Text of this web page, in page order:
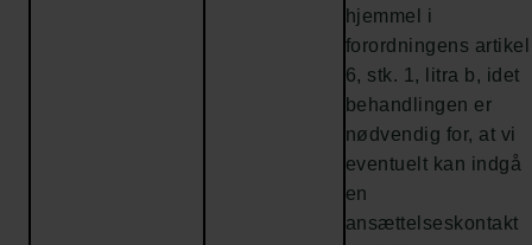
hjemmel i
forordningens artikel
6, stk. 1, litra b, idet
behandlingen er
nødvendig for, at vi
eventuelt kan indgå
en
ansættelseskontakt